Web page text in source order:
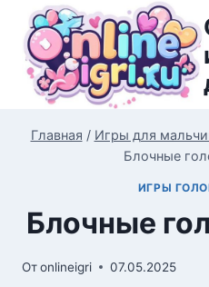
Перейти
содержимому
Главная / Игры для
Блочные
ИГРЫ
Блочные
Отonlineigri 07.05.2025